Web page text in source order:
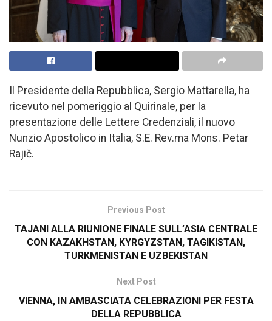
Il Presidente della Repubblica, Sergio Mattarella, ha
ricevuto nel pomeriggio al Quirinale, per la
presentazione delle Lettere Credenziali, il nuovo
Nunzio Apostolico in Italia, S.E. Rev.ma Mons. Petar
Rajič.
Previous Post
TAJANI ALLA RIUNIONE FINALE SULL’ASIA CENTRALE
CON KAZAKHSTAN, KYRGYZSTAN, TAGIKISTAN,
TURKMENISTAN E UZBEKISTAN
Next Post
VIENNA, IN AMBASCIATA CELEBRAZIONI PER FESTA
DELLA REPUBBLICA